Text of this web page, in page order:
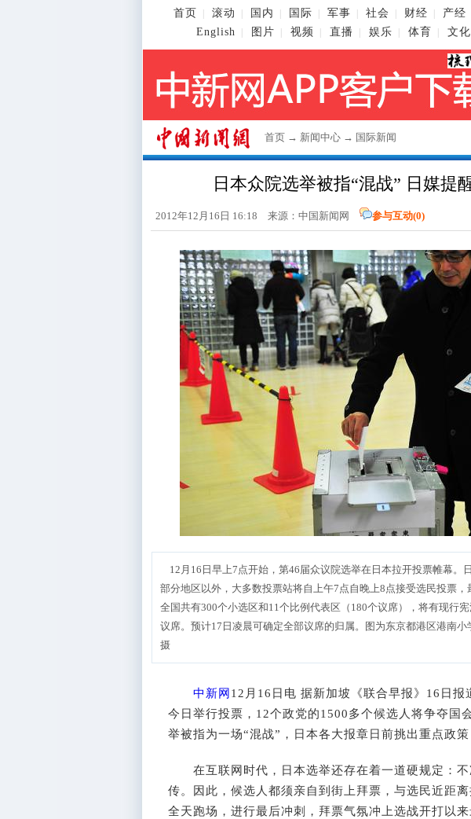
首页 滚动 国内 国际 军事 社会 财经 产经
English
图片 视频 直播 娱乐 体育 文化
首页 → 新闻中心 → 国际新闻
日本众院选举被指“混战” 日媒提
2012年12月16日 16:18 来源： 中国新闻网 参与互动(0)
12月16日早上7点开始，第46届众议院选举在日本拉开投票帷幕。
部分地区以外，大多数投票站将自上午7点自晚上8点接受选民投票，
全国共有300个小选区和11个比例代表区（180个议席），将有现行
议席。预计17日凌晨可确定全部议席的归属。图为东京都港区港南
摄
中新网 12月16日电 据新加坡《联合早报》16日报
今日举行投票，12个政党的1500多个候选人将争夺国
举被指为一场“混战”，日本各大报章日前挑出重点政
在互联网时代，日本选举还存在着一道硬规定：不
传。因此，候选人都须亲自到街上拜票，与选民近距
全天跑场，进行最后冲刺，拜票气氛冲上选战开打以来